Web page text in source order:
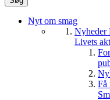
Nyt om smag
Nyheder
Livets
Få